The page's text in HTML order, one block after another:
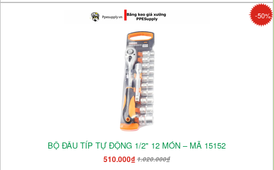
-50%
BỘ ĐẦU TÍP TỰ ĐỘNG 1/2" 12 MÓN – MÃ 15152
510.000₫ 1.020.000₫